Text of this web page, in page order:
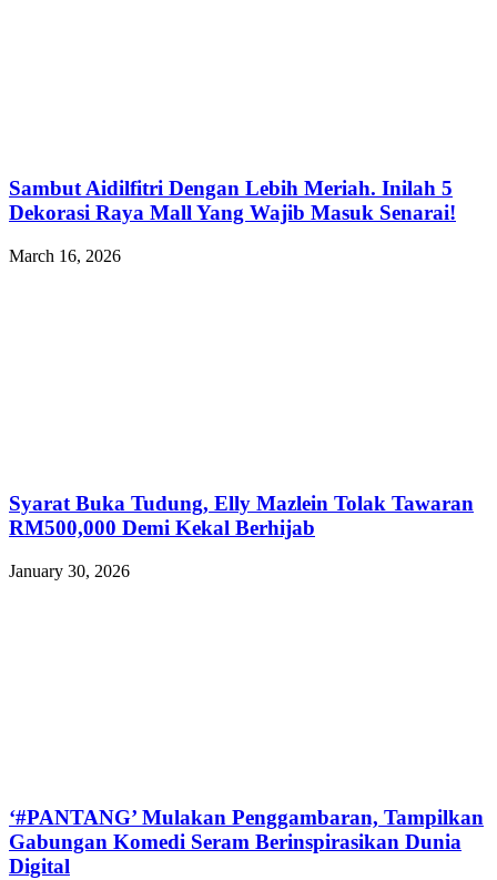
Sambut Aidilfitri Dengan Lebih Meriah. Inilah 5
Dekorasi Raya Mall Yang Wajib Masuk Senarai!
March 16, 2026
Syarat Buka Tudung, Elly Mazlein Tolak Tawaran
RM500,000 Demi Kekal Berhijab
January 30, 2026
‘#PANTANG’ Mulakan Penggambaran, Tampilkan
Gabungan Komedi Seram Berinspirasikan Dunia
Digital